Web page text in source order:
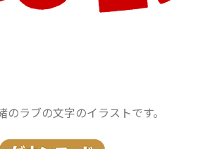
のラブの文字のイラストです。